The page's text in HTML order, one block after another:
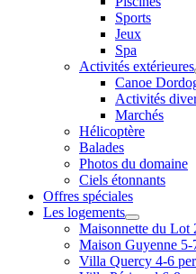
Sports
Jeux
Spa
Activités extérieures
Canoe
Activités
Marchés
Hélicoptère
Balades
Photos du domaine
Ciels étonnants
Offres spéciales
Les logements
Maisonnette du Lot
Maison Guyenne 5-
Villa Quercy 4-6